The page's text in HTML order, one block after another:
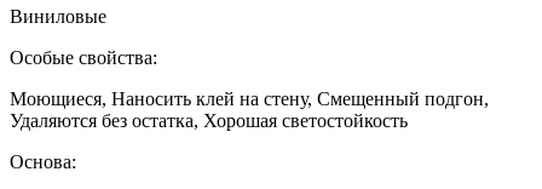
Виниловые
Особые свойства:
Моющиеся, Наносить клей на стену, Смещенный подгон,
Удаляются без остатка, Хорошая светостойкость
Основа: